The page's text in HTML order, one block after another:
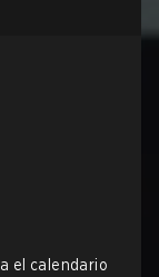
el calendario